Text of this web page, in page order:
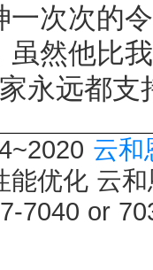
次次的
虽然他比
永远都支
云和
能优化 云
7040 or